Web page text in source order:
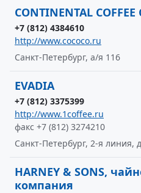
CONTINENTAL COFFEE
+7 (812) 4384610
http://www.cococo.ru
Санкт-Петербург, а/я 116
EVADIA
+7 (812) 3375399
http://www.1coffee.ru
факс +7 (812) 3274210
Санкт-Петербург, 2-я линия,
HARNEY & SONS,
компания